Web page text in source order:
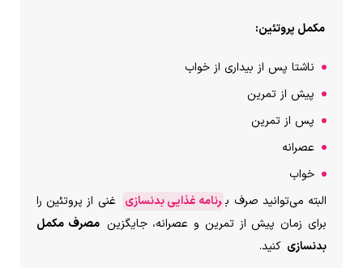
مکمل پروتئین:
ناشتا پس از بیداری از خواب
پیش از تمرین
پس از تمرین
عصرانه
خواب
البته می‌توانید صرف ب رنامه غذایی بدنسازی غنی از پروتئین را
برای زمان پیش از تمرین و عصرانه، جایگزین مصرف مکمل
بدنسازی کنید.